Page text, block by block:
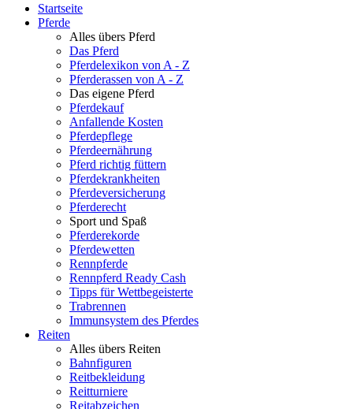
Startseite
Pferde
Alles übers Pferd
Das Pferd
Pferdelexikon von A - Z
Pferderassen von A - Z
Das eigene Pferd
Pferdekauf
Anfallende Kosten
Pferdepflege
Pferdeernährung
Pferd richtig füttern
Pferdekrankheiten
Pferdeversicherung
Pferderecht
Sport und Spaß
Pferderekorde
Pferdewetten
Rennpferde
Rennpferd Ready Cash
Tipps für Wettbegeisterte
Trabrennen
Immunsystem des Pferdes
Reiten
Alles übers Reiten
Bahnfiguren
Reitbekleidung
Reitturniere
Reitabzeichen